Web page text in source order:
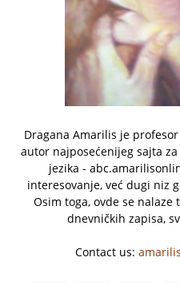
Dragana Amarilis je
autor najposećenijeg sajta
jezika -
interesovanje, već dugi niz
Osim toga, ovde se
dnevničkih zapisa,
Contact us: